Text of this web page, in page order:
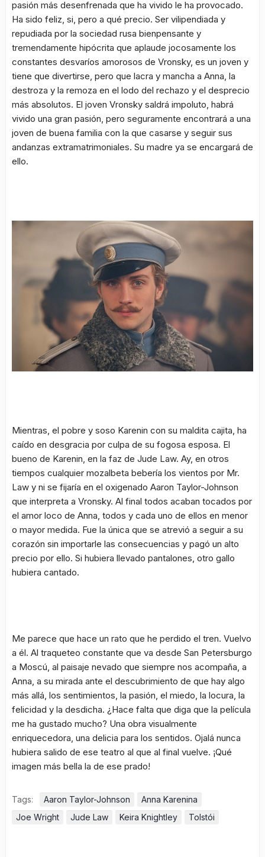
pasión más desenfrenada que ha vivido le ha provocado.
Ha sido feliz, si, pero a qué precio. Ser vilipendiada y
repudiada por la sociedad rusa bienpensante y
tremendamente hipócrita que aplaude jocosamente los
constantes desvaríos amorosos de Vronsky, es un joven y
tiene que divertirse, pero que lacra y mancha a Anna, la
destroza y la remoza en el lodo del rechazo y el desprecio
más absolutos. El joven Vronsky saldrá impoluto, habrá
vivido una gran pasión, pero seguramente encontrará a una
joven de buena familia con la que casarse y seguir sus
andanzas extramatrimoniales. Su madre ya se encargará de
ello.
Mientras, el pobre y soso Karenin con su maldita cajita, ha
caído en desgracia por culpa de su fogosa esposa. El
bueno de Karenin, en la faz de Jude Law. Ay, en otros
tiempos cualquier mozalbeta bebería los vientos por Mr.
Law y ni se fijaría en el oxigenado Aaron Taylor-Johnson
que interpreta a Vronsky. Al final todos acaban tocados por
el amor loco de Anna, todos y cada uno de ellos en menor
o mayor medida. Fue la única que se atrevió a seguir a su
corazón sin importarle las consecuencias y pagó un alto
precio por ello. Si hubiera llevado pantalones, otro gallo
hubiera cantado.
Me parece que hace un rato que he perdido el tren. Vuelvo
a él. Al traqueteo constante que va desde San Petersburgo
a Moscú, al paisaje nevado que siempre nos acompaña, a
Anna, a su mirada ante el descubrimiento de que hay algo
más allá, los sentimientos, la pasión, el miedo, la locura, la
felicidad y la desdicha. ¿Hace falta que diga que la película
me ha gustado mucho? Una obra visualmente
enriquecedora, una delicia para los sentidos. Ojalá nunca
hubiera salido de ese teatro al que al final vuelve. ¡Qué
imagen más bella la de ese prado!
Tags: Aaron Taylor-Johnson
Anna Karenina
Joe Wright
Jude Law Keira Knightley Tolstói